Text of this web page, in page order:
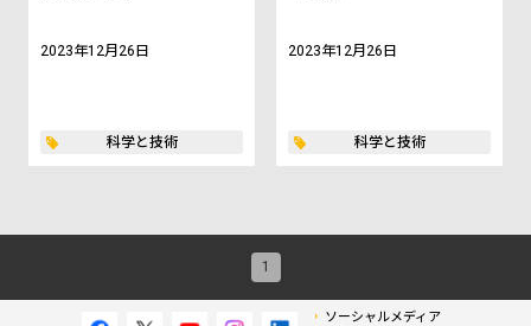
2023年12月26日
科学と技術
2023年12月26日
科学と技術
1
ソーシャルメディア